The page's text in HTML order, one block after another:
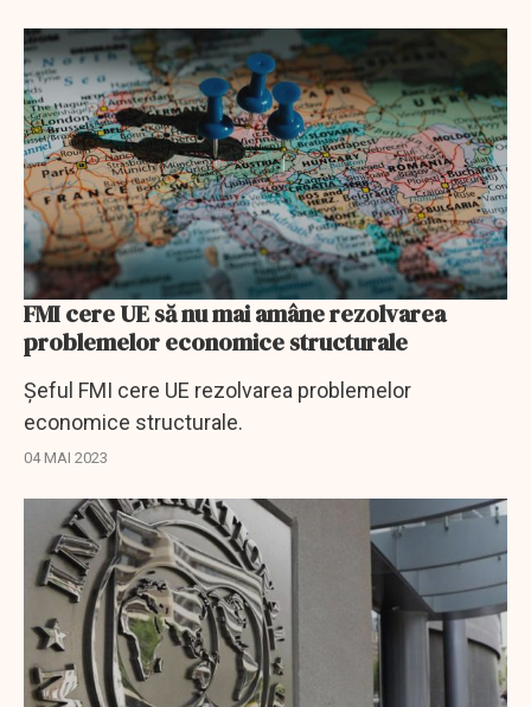
FMI cere UE să nu mai amâne rezolvarea
problemelor economice structurale
Şeful FMI cere UE rezolvarea problemelor
economice structurale.
04 MAI 2023